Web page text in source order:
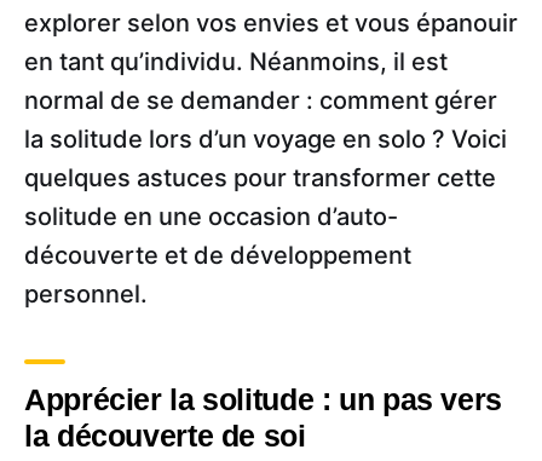
explorer selon vos envies et vous épanouir
en tant qu’individu. Néanmoins, il est
normal de se demander : comment gérer
la solitude lors d’un voyage en solo ? Voici
quelques astuces pour transformer cette
solitude en une occasion d’auto-
découverte et de développement
personnel.
Apprécier la solitude : un pas vers
la découverte de soi